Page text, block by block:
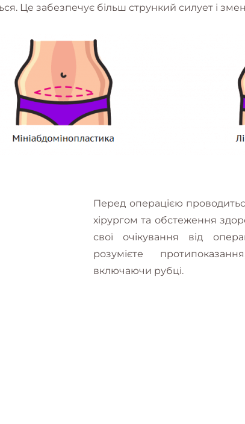
Це забезпечує більш стрункий силует і
Перед операцією
хірургом та обстеження
свої очікування від
розумієте
включаючи рубці.